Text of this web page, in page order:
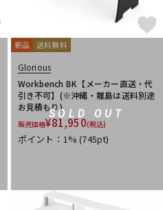
SOLD OUT
新品 送料無料
Glorious
Workbench BK【メーカー直送・代
引き不可】(※沖縄・離島は送料別途
お見積もり)
販売価格¥81,950(税込)
ポイント：1%(745pt)